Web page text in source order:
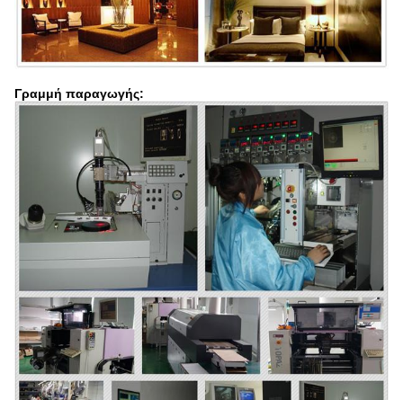
Γραμμή παραγωγής: